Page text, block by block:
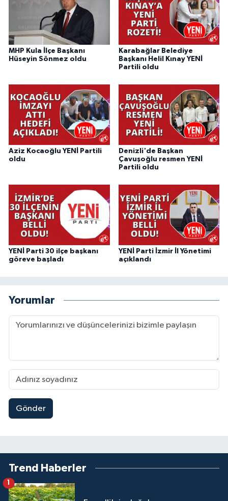
MHP Kula İlçe Başkanı
Hüseyin Sönmez oldu
Karabağlar Belediye
Başkanı Helil Kınay YENİ
Partili oldu
Aziz Kocaoğlu YENİ Partili
oldu
Denizli'de Başkan
Çavuşoğlu resmen YENİ
Partili oldu
YENİ Parti 30 ilçe başkanı
göreve başladı
YENİ Parti İzmir İl Yönetimi
açıklandı
Yorumlar
Gönder
Trend Haberler
1